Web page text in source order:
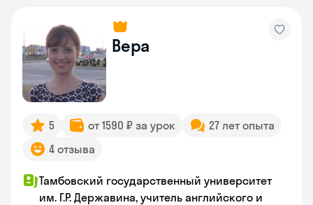
Вера
5 от 1590 ₽ за урок
27 лет опыта
4 отзыва
Тамбовский государственный университет
им. Г.Р. Державина, учитель английского и